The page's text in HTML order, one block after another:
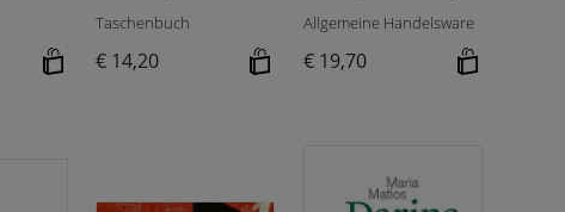
Taschenbuch
€ 14,20
Allgemeine Handelsware
€ 19,70